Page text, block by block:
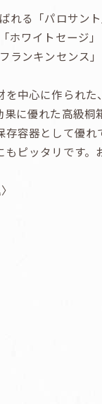
れる「パロサン
ホワイトセージ」
ランキンセンス」
を中心に作られ
果に優れた高級桐
存容器として優
ピッタリです。